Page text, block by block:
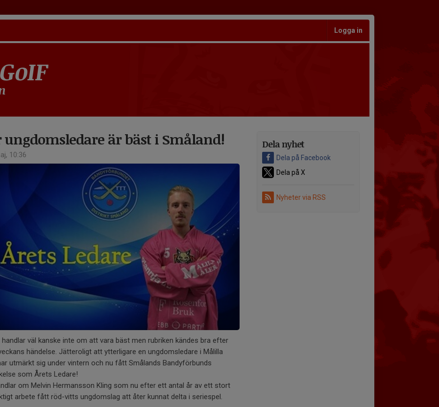
Logga in
Dela nyhet
Dela på Facebook
Dela på X
Nyheter via RSS
ungdomsledare är bäst i Småland!
10:36
väl kanske inte om att vara bäst men rubriken kändes bra efter
händelse. Jätteroligt att ytterligare en ungdomsledare i Målilla
utmärkt sig under vintern och nu fått Smålands Bandyförbunds
som Årets Ledare!
om Melvin Hermansson Kling som nu efter ett antal år av ett stort
arbete fått röd-vitts ungdomslag att åter kunnat delta i seriespel.